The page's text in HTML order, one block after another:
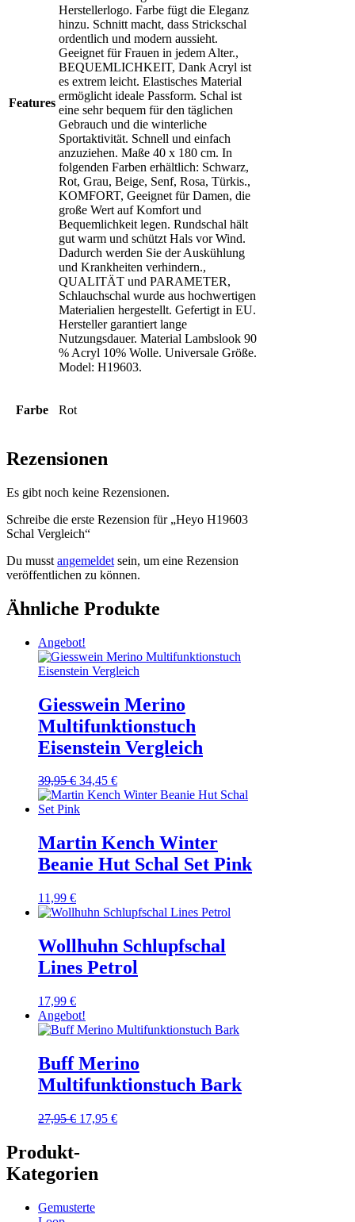
Features
Herstellerlogo. Farbe fügt die Eleganz
hinzu. Schnitt macht, dass Strickschal
ordentlich und modern aussieht.
Geeignet für Frauen in jedem Alter.,
BEQUEMLICHKEIT, Dank Acryl ist
es extrem leicht. Elastisches Material
ermöglicht ideale Passform. Schal ist
eine sehr bequem für den täglichen
Gebrauch und die winterliche
Sportaktivität. Schnell und einfach
anzuziehen. Maße 40 x 180 cm. In
folgenden Farben erhältlich: Schwarz,
Rot, Grau, Beige, Senf, Rosa, Türkis.,
KOMFORT, Geeignet für Damen, die
große Wert auf Komfort und
Bequemlichkeit legen. Rundschal hält
gut warm und schützt Hals vor Wind.
Dadurch werden Sie der Auskühlung
und Krankheiten verhindern.,
QUALITÄT und PARAMETER,
Schlauchschal wurde aus hochwertigen
Materialien hergestellt. Gefertigt in EU.
Hersteller garantiert lange
Nutzungsdauer. Material Lambslook 90
% Acryl 10% Wolle. Universale Größe.
Model: H19603.
Farbe Rot
Rezensionen
Es gibt noch keine Rezensionen.
Schreibe die erste Rezension für „Heyo H19603
Schal Vergleich“
Du musst angemeldet sein, um eine Rezension
veröffentlichen zu können.
Ähnliche Produkte
Angebot!
Giesswein Merino
Multifunktionstuch
Eisenstein Vergleich
39,95€ Ursprünglicher
Preis
war:
34,45 €Aktueller
Preis
Martin Kench Winter
Beanie Hut Schal Set Pink
11,99 €
Wollhuhn Schlupfschal
Lines Petrol
17,99 €
Angebot!
Buff Merino
Multifunktionstuch Bark
27,95€ Ursprünglicher
17,95 €Aktueller
Produkt-
Kategorien
Gemusterte